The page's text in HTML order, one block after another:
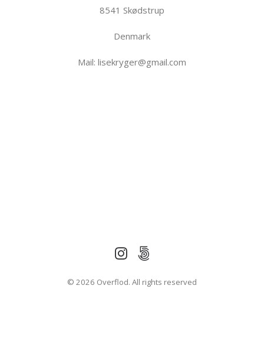
8541 Skødstrup
Denmark
Mail: lisekryger@gmail.com
© 2026 Overflod. All rights reserved